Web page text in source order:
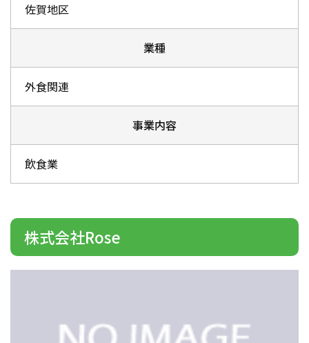
佐賀地区
業種
外食関連
事業内容
飲食業
株式会社Rose